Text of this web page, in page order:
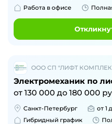
Работа в офисе
ООО СП "ЛИФТ
Электромеханик по
от 130 000 до 180 000
Санкт-Петербург
от 1
Гибридный график